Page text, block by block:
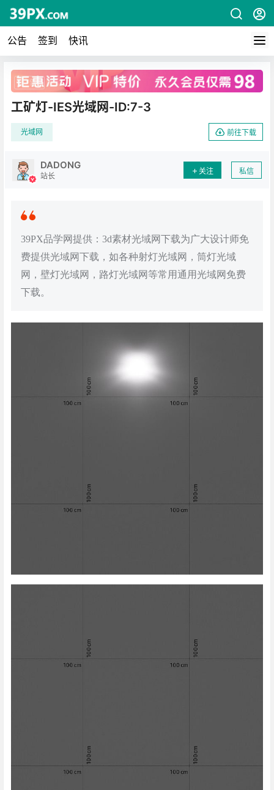
公告 签到 快讯
广告
工矿灯-IES光域网-ID:7-3
光域网 前往下载
DADONG
站长
关注 私信
39PX品学网提供：3d素材光域网下载为广大设计师免
费提供光域网下载，如各种射灯光域网，筒灯光域
网，壁灯光域网，路灯光域网等常用通用光域网免费
下载。